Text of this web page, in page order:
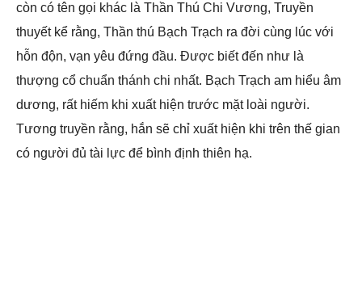
còn có tên gọi khác là Thần Thú Chi Vương, Truyền
thuyết kể rằng, Thần thú Bạch Trạch ra đời cùng lúc với
hỗn độn, vạn yêu đứng đầu. Được biết đến như là
thượng cổ chuẩn thánh chi nhất. Bạch Trạch am hiểu âm
dương, rất hiếm khi xuất hiện trước mặt loài người.
Tương truyền rằng, hắn sẽ chỉ xuất hiện khi trên thế gian
có người đủ tài lực để bình định thiên hạ.